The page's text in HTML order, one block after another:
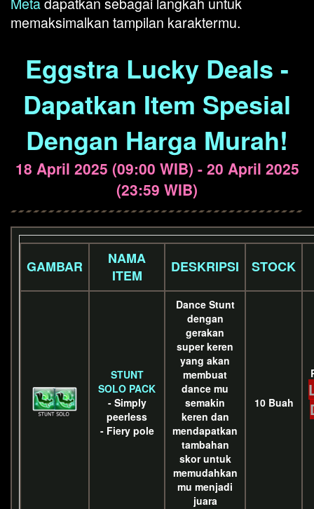
memaksimalkan tampilan karaktermu.
Eggstra Lucky Deals -
Dapatkan Item Spesial
Dengan Harga Murah!
18 April 2025 (09:00 WIB) - 20 April 2025
(23:59 WIB)
GAMBAR
NAMA
ITEM
DESKRIPSI STOCK
STUNT
SOLO PACK
- Simply
peerless
- Fiery pole
Dance Stunt
dengan
gerakan
super keren
yang akan
membuat
dance mu
semakin
keren dan
mendapatkan
tambahan
skor untuk
memudahkan
mu menjadi
juara
10 Buah